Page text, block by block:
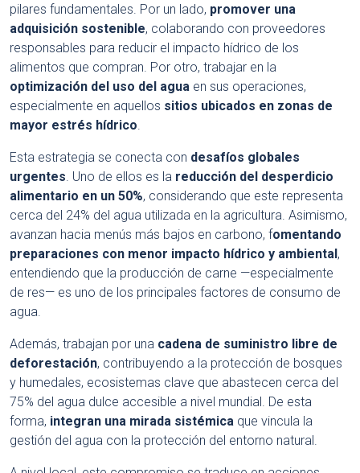
pilares fundamentales. Por un lado, promover una
adquisición sostenible, colaborando con proveedores
responsables para reducir el impacto hídrico de los
alimentos que compran. Por otro, trabajar en la
optimización del uso del agua en sus operaciones,
especialmente en aquellos sitios ubicados en zonas de
mayor estrés hídrico
Esta estrategia se conecta con desafíos globales
urgentes . Uno de ellos es la reducción del desperdicio
alimentario en un 50%, considerando que este representa
cerca del 24% del agua utilizada en la agricultura. Asimismo,
avanzan hacia menús más bajos en carbono, fomentando
preparaciones con menor impacto hídrico y ambiental,
entendiendo que la producción de carne —especialmente
de res— es uno de los principales factores de consumo de
agua.
Además, trabajan por una cadena de suministro libre de
deforestación, contribuyendo a la protección de bosques
y humedales, ecosistemas clave que abastecen cerca del
75% del agua dulce accesible a nivel mundial. De esta
forma, integran una mirada sistémica que vincula la
gestión del agua con la protección del entorno natural.